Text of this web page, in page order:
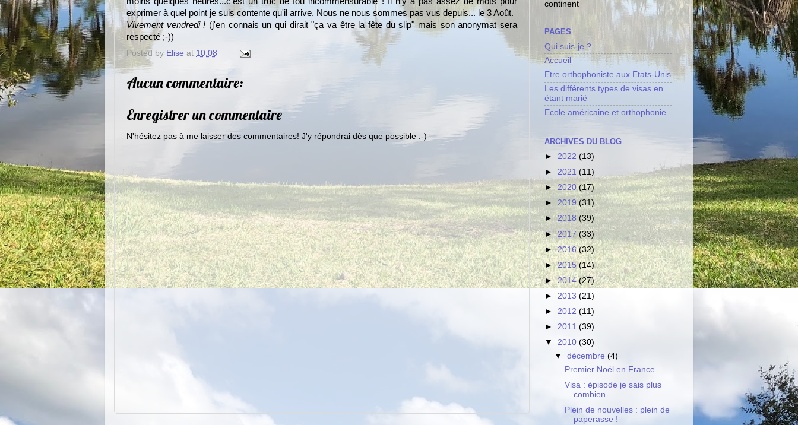
exprimer à quel point je suis contente qu'il arrive. Nous ne nous sommes pas vus depuis... le 3 Août.
Vivement vendredi ! (j'en connais un qui dirait "ça va être la fête du slip" mais son anonymat sera
respecté ;-))
Posted by Elise at 10:08
Aucun commentaire:
Enregistrer un commentaire
N'hésitez pas à me laisser des commentaires! J'y répondrai dès que possible :-)
continent
PAGES
Qui suis-je ?
Accueil
Etre orthophoniste aux Etats-Unis
Les différents types de visas en
étant marié
Ecole américaine et orthophonie
ARCHIVES DU BLOG
► 2022 (13)
► 2021 (11)
► 2020(17)
► 2019 (31)
►2018 (39)
►2017(33)
►2016(32)
►2015(14)
►2014(27)
► 2013 (21)
► 2012 (11)
► 2011 (39)
▼ 2010 (30)
▼décembre(4)
Premier Noël en France
Visa : épisode je sais plus
combien
Plein de nouvelles : plein de
paperasse !